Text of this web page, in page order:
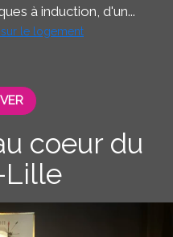
à induction, d'un...
le logement
coeur du
Lille